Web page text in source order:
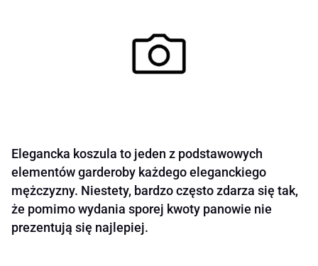
Elegancka koszula to jeden z podstawowych
elementów garderoby każdego eleganckiego
mężczyzny. Niestety, bardzo często zdarza się tak,
że pomimo wydania sporej kwoty panowie nie
prezentują się najlepiej.